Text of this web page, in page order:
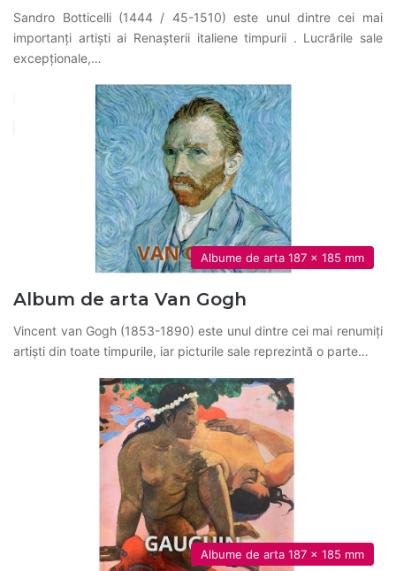
Sandro Botticelli (1444 / 45-1510) este unul dintre cei mai
importanți artiști ai Renașterii italiene timpurii . Lucrările sale
excepționale,…
Albume de arta 187 x 185 mm
Album de arta Van Gogh
Vincent van Gogh (1853-1890) este unul dintre cei mai renumiți
artiști din toate timpurile, iar picturile sale reprezintă o parte…
Albume de arta 187 x 185 mm